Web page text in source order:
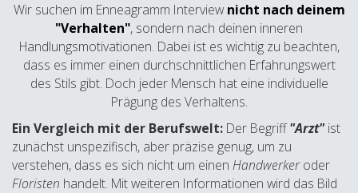
Wir suchen im Enneagramm Interview nicht nach deinem
"Verhalten", sondern nach deinen inneren
Handlungsmotivationen. Dabei ist es wichtig zu beachten,
dass es immer einen durchschnittlichen Erfahrungswert
des Stils gibt. Doch jeder Mensch hat eine individuelle
Prägung des Verhaltens.
Ein Vergleich mit der Berufswelt: Der Begriff"Arzt"ist
zunächst unspezifisch, aber präzise genug, um zu
verstehen, dass es sich nicht um einen Handwerkeroder
Floristen handelt. Mit weiteren Informationen wird das Bild